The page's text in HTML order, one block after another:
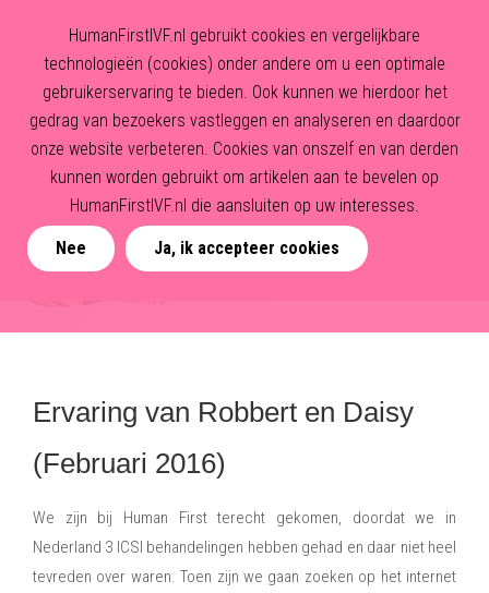
Ervaring van Robbert en Daisy
(Februari 2016)
We zijn bij Human First terecht gekomen, doordat we in
Nederland 3 ICSI behandelingen hebben gehad en daar niet heel
tevreden over waren. Toen zijn we gaan zoeken op het internet
HumanFirstIVF.nl gebruikt cookies en vergelijkbare
technologieën (cookies) onder andere om u een optimale
gebruikerservaring te bieden. Ook kunnen we hierdoor het
gedrag van bezoekers vastleggen en analyseren en daardoor
onze website verbeteren. Cookies van onszelf en van derden
kunnen worden gebruikt om artikelen aan te bevelen op
HumanFirstIVF.nl die aansluiten op uw interesses.
Nee Ja, ik accepteer cookies